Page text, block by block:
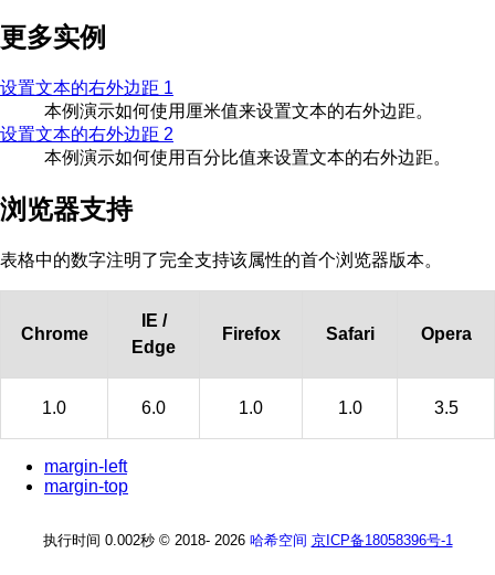
更多实例
设置文本的右外边距 1
本例演示如何使用厘米值来设置文本的右外边距。
设置文本的右外边距 2
本例演示如何使用百分比值来设置文本的右外边距。
浏览器支持
表格中的数字注明了完全支持该属性的首个浏览器版本。
Chrome
IE /
Edge
Firefox Safari Opera
1.0 6.0 1.0 1.0 3.5
margin-left
margin-top
执行时间 0.002秒 © 2018- 2026 哈希空间 京ICP备18058396号-1